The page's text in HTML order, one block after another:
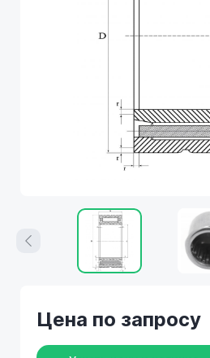
Цена по запросу